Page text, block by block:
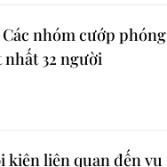
nhóm cướp phóng
nhất 32 người
kiện liên quan đến vụ